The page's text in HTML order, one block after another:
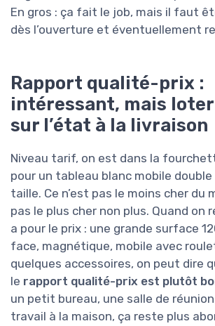
En gros : ça fait le job, mais il faut
dès l’ouverture et éventuellement
Rapport qualité-prix :
intéressant, mais
sur l’état à la livraison
Niveau tarif, on est dans la
pour un tableau blanc mobile
taille. Ce n’est pas le moins cher du
pas le plus cher non plus. Quand on
a pour le prix : une grande surface
face, magnétique, mobile avec
quelques accessoires, on peut dire
le rapport qualité-prix est plutôt
un petit bureau, une salle de
travail à la maison, ça reste plus